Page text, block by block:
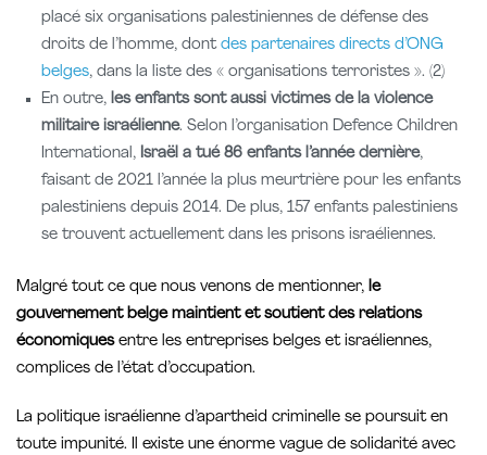
placé six organisations palestiniennes de défense des
droits de l’homme, dontdes partenaires directs d’ONG
belges, dans la liste des « organisations terroristes ». (2)
En outre, les enfants sont aussi victimes de la violence
militaire israélienne. Selon l’organisation Defence Children
International, Israël a tué 86 enfants l’année dernière,
faisant de 2021 l’année la plus meurtrière pour les enfants
palestiniens depuis 2014. De plus, 157 enfants palestiniens
se trouvent actuellement dans les prisons israéliennes.
Malgré tout ce que nous venons de mentionner, le
gouvernement belge maintient et soutient des relations
économiquesentre les entreprises belges et israéliennes,
complices de l’état d’occupation.
La politique israélienne d’apartheid criminelle se poursuit en
toute impunité. Il existe une énorme vague de solidarité avec